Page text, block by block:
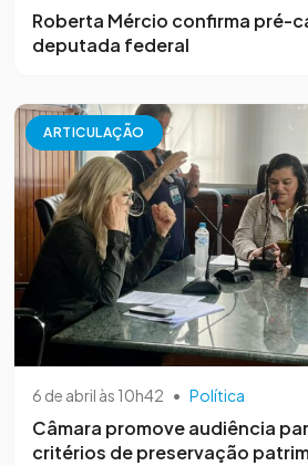
Roberta Mércio confirma pré-
deputada federal
ARTICULAÇÃO
6 de abril às 10h42 • Política
Câmara promove audiência
critérios de preservação